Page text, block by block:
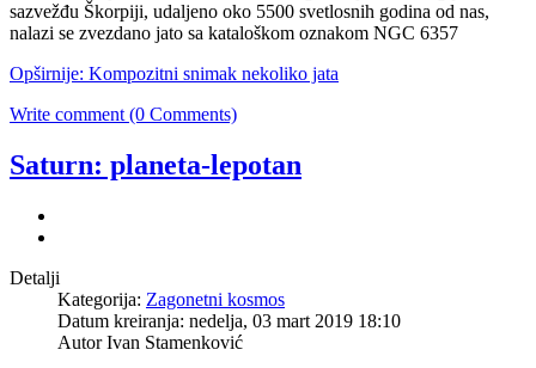
sazvežđu Škorpiji, udaljeno oko 5500 svetlosnih godina od nas,
nalazi se zvezdano jato sa kataloškom oznakom NGC 6357
Opširnije: Kompozitni snimak nekoliko jata
Write comment (0 Comments)
Saturn: planeta-lepotan
Detalji
Kategorija: Zagonetni kosmos
Datum kreiranja: nedelja, 03 mart 2019 18:10
Autor Ivan Stamenković